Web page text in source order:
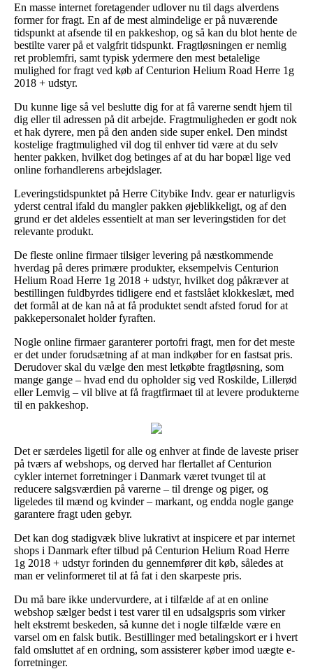
En masse internet foretagender udlover nu til dags alverdens
former for fragt. En af de mest almindelige er på nuværende
tidspunkt at afsende til en pakkeshop, og så kan du blot hente de
bestilte varer på et valgfrit tidspunkt. Fragtløsningen er nemlig
ret problemfri, samt typisk ydermere den mest betalelige
mulighed for fragt ved køb af Centurion Helium Road Herre 1g
2018 + udstyr.
Du kunne lige så vel beslutte dig for at få varerne sendt hjem til
dig eller til adressen på dit arbejde. Fragtmuligheden er godt nok
et hak dyrere, men på den anden side super enkel. Den mindst
kostelige fragtmulighed vil dog til enhver tid være at du selv
henter pakken, hvilket dog betinges af at du har bopæl lige ved
online forhandlerens arbejdslager.
Leveringstidspunktet på Herre Citybike Indv. gear er naturligvis
yderst central ifald du mangler pakken øjeblikkeligt, og af den
grund er det aldeles essentielt at man ser leveringstiden for det
relevante produkt.
De fleste online firmaer tilsiger levering på næstkommende
hverdag på deres primære produkter, eksempelvis Centurion
Helium Road Herre 1g 2018 + udstyr, hvilket dog påkræver at
bestillingen fuldbyrdes tidligere end et fastslået klokkeslæt, med
det formål at de kan nå at få produktet sendt afsted forud for at
pakkepersonalet holder fyraften.
Nogle online firmaer garanterer portofri fragt, men for det meste
er det under forudsætning af at man indkøber for en fastsat pris.
Derudover skal du vælge den mest letkøbte fragtløsning, som
mange gange – hvad end du opholder sig ved Roskilde, Lillerød
eller Lemvig – vil blive at få fragtfirmaet til at levere produkterne
til en pakkeshop.
Det er særdeles ligetil for alle og enhver at finde de laveste priser
på tværs af webshops, og derved har flertallet af Centurion
cykler internet forretninger i Danmark været tvunget til at
reducere salgsværdien på varerne – til drenge og piger, og
ligeledes til mænd og kvinder – markant, og endda nogle gange
garantere fragt uden gebyr.
Det kan dog stadigvæk blive lukrativt at inspicere et par internet
shops i Danmark efter tilbud på Centurion Helium Road Herre
1g 2018 + udstyr forinden du gennemfører dit køb, således at
man er velinformeret til at få fat i den skarpeste pris.
Du må bare ikke undervurdere, at i tilfælde af at en online
webshop sælger bedst i test varer til en udsalgspris som virker
helt ekstremt beskeden, så kunne det i nogle tilfælde være en
varsel om en falsk butik. Bestillinger med betalingskort er i hvert
fald omsluttet af en ordning, som assisterer køber imod uægte e-
forretninger.